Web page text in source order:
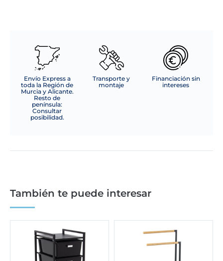
Envío Express a
toda la Región de
Murcia y Alicante.
Resto de
península:
Consultar
posibilidad.
Transporte y
montaje
Financiación sin
intereses
También te puede interesar